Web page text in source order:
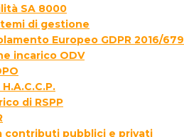
SA 8000
di gestione
Europeo GDPR 2016/679
incarico ODV
di RSPP
contributi pubblici e privati